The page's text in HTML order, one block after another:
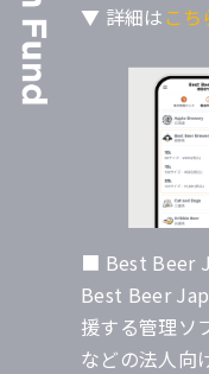
▼ 詳細は こち
■ Best Beer
Best Beer
援する管理ソ
などの法人向